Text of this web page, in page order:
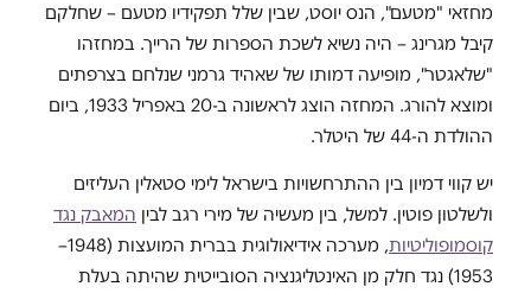
מחזאי "מטעם", הנס יוסט, שבין שלל תפקידיו מטעם – שחלקם
קיבל מגרינג – היה נשיא לשכת הספרות של הרייך. במחזהו
"שלאגטר", מופיעה דמותו של שאהיד גרמני שנלחם בצרפתים
ומוצא להורג. המחזה הוצג לראשונה ב-20 באפריל 1933, ביום
ההולדת ה-44 של היטלר.
יש קווי דמיון בין ההתרחשויות בישראל לימי סטאלין העליזים
ולשלטון פוטין. למשל, בין מעשיה של מירי רגב לבין המאבק נגד
קוסמופוליטיות
, מערכה אידיאולוגית בברית המועצות (1948–
1953) נגד חלק מן האינטליגנציה הסובייטית שהיתה בעלת